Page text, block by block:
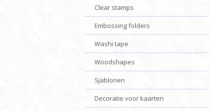
Clear stamps
Embossing folders
Washi tape
Woodshapes
Sjablonen
Decoratie voor kaarten